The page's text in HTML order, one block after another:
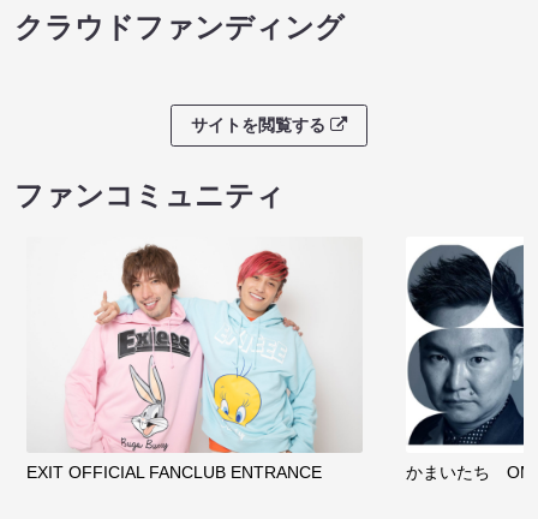
クラウドファンディング
サイトを閲覧する
ファンコミュニティ
EXIT OFFICIAL FANCLUB ENTRANCE かまいたち